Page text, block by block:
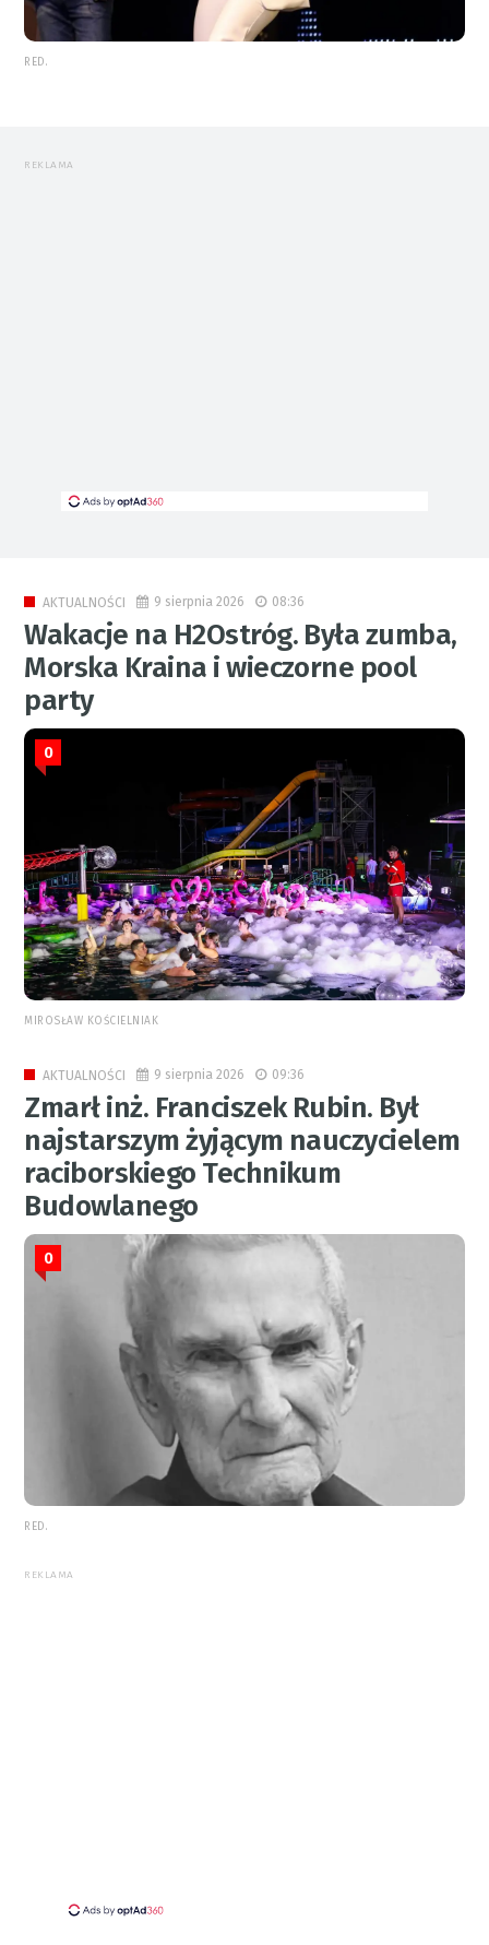
RED.
REKLAMA
AKTUALNOŚCI 9 sierpnia 2026 08:36
Wakacje na H2Ostróg. Była zumba,
Morska Kraina i wieczorne pool
party
0
MIROSŁAW KOŚCIELNIAK
AKTUALNOŚCI 9 sierpnia 2026 09:36
Zmarł inż. Franciszek Rubin. Był
najstarszym żyjącym nauczycielem
raciborskiego Technikum
Budowlanego
0
RED.
REKLAMA